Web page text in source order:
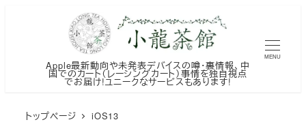
Apple最新動向や未発表デバイスの噂・裏情報、中
国でのカート（レーシングカート）事情を独自視点
でお届け!ユニークなサービスもあります!
MENU
トップページ iOS13